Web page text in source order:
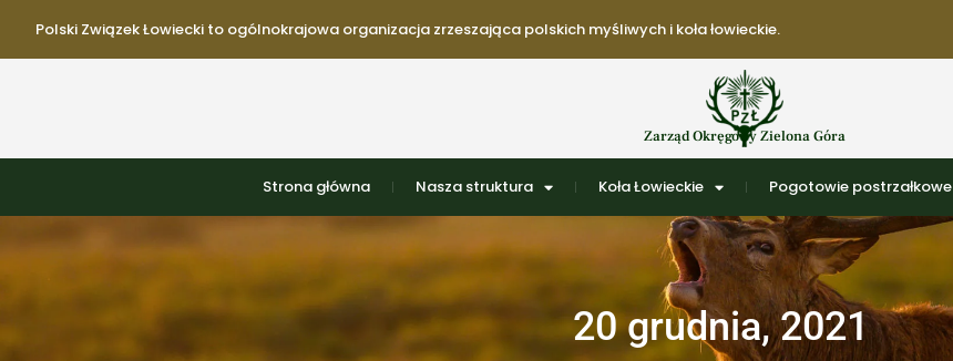
Polski Związek Łowiecki to ogólnokrajowa organizacja zrzeszająca polskich myśliwych i koła łowieckie.
Zarząd Okręgowy Zielona Góra
Strona główna Nasza struktura Koła Łowieckie Pogotowie postrzałkowe
20 grudnia, 2021